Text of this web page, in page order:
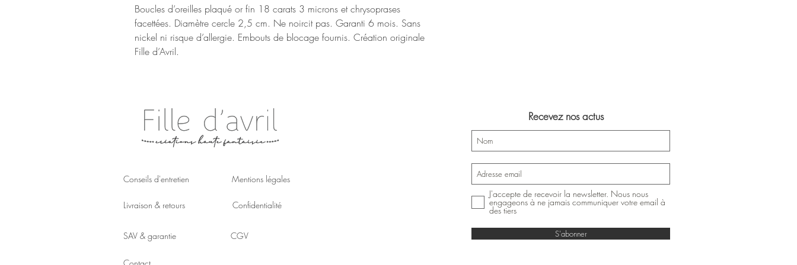
Boucles d’oreilles plaqué or fin 18 carats 3 microns et chrysoprases
facettées. Diamètre cercle 2,5 cm. Ne noircit pas. Garanti 6 mois. Sans
nickel ni risque d’allergie. Embouts de blocage fournis. Création originale
Fille d’Avril.
Conseils d'entretien Mentions légales
Livraison & retours Confidentialité
SAV & garantie CGV
J'accepte de recevoir la newsletter. Nous nous
engageons à ne jamais communiquer votre email à
des tiers
S'abonner
Recevez nos actus